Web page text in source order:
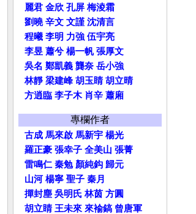
麗君 金欣 孔屏 梅淩霜
劉曉 辛文 文謹 沈清言
程曦 李明 力強 伍宇亮
李昱 蕭兮 楊一帆 張厚文
吳名 鄭凱義 龔奈 岳小強
林靜 梁建峰 胡玉睛 胡立晴
方逍臨 李子木 肖辛 蕭廂
專欄作者
古成 馬來啟 馬新宇 楊光
羅正豪 張幸子 全美山 張菁
雷鳴仁 秦勉 顏純鈎 歸元
山河 楊寧 聖子 秦月
撣封塵 吳明氏 林茵 方圓
胡立睛 王未來 來褕鎬 曾唐軍